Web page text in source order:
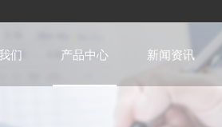
们 产品中心 新闻资讯